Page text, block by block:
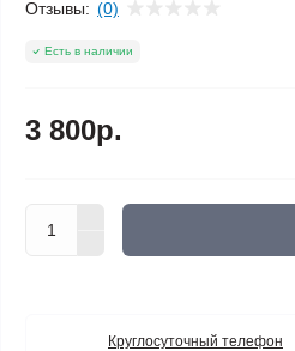
Отзывы: (0)
Есть в наличии
3 800р.
Круглосуточный телефон